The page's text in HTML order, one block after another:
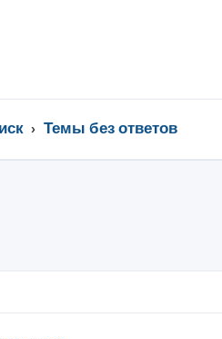
Темы без ответов